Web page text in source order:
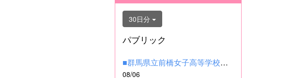
30日分
パブリック
■群馬県立前橋女子高等学校会計年度任用職員（事務補助職）の募集...
08/06